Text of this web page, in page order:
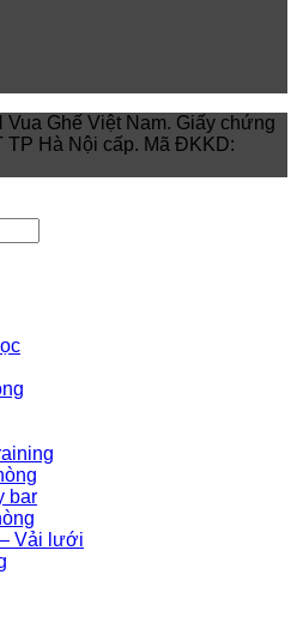
Ghế Việt Nam. Giấy chứng
Hà Nội cấp. Mã ĐKKD:
bar
Vải lưới